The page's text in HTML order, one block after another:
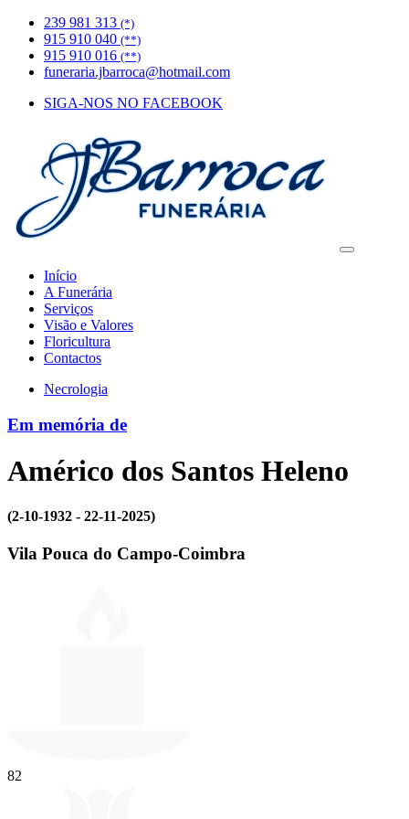
239 981 313 (*)
915 910 040 (**)
915 910 016 (**)
funeraria.jbarroca@hotmail.com
SIGA-NOS NO FACEBOOK
Início
A Funerária
Serviços
Visão e Valores
Floricultura
Contactos
Necrologia
Em memória de
Américo dos Santos Heleno
(2-10-1932 - 22-11-2025)
Vila Pouca do Campo-Coimbra
82